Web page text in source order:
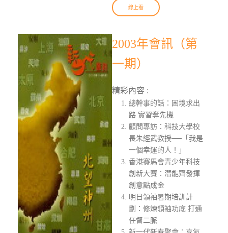
線上看
2003年會訊（第
一期）
精彩內容 :
總幹事的話：困境求出
路 實習奪先機
顧問專訪：科技大學校
長朱經武教授──「我是
一個幸運的人！」
香港賽馬會青少年科技
創新大賽：潛能齊發揮
創意點成金
明日領袖暑期培訓計
劃：修煉領袖功底 打通
任督二脈